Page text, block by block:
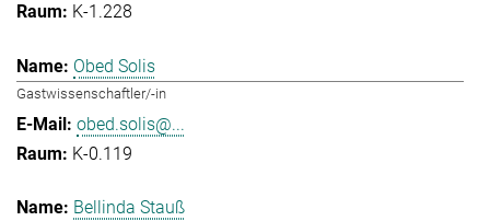
K-1.228
Obed Solis
Gastwissenschaftler/-in
obed.solis@...
K-0.119
Bellinda Stauß